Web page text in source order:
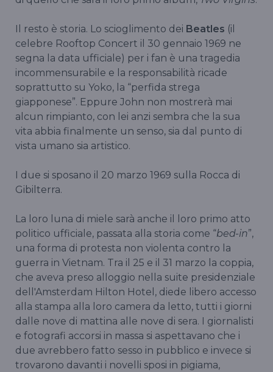
Il resto è storia. Lo scioglimento dei Beatles (il
celebre Rooftop Concert il 30 gennaio 1969 ne
segna la data ufficiale) per i fan è una tragedia
incommensurabile e la responsabilità ricade
soprattutto su Yoko, la “perfida strega
giapponese”. Eppure John non mostrerà mai
alcun rimpianto, con lei anzi sembra che la sua
vita abbia finalmente un senso, sia dal punto di
vista umano sia artistico.
I due si sposano il 20 marzo 1969 sulla Rocca di
Gibilterra.
La loro luna di miele sarà anche il loro primo atto
politico ufficiale, passata alla storia come “bed-in”,
una forma di protesta non violenta contro la
guerra in Vietnam. Tra il 25 e il 31 marzo la coppia,
che aveva preso alloggio nella suite presidenziale
dell'Amsterdam Hilton Hotel, diede libero accesso
alla stampa alla loro camera da letto, tutti i giorni
dalle nove di mattina alle nove di sera. I giornalisti
e fotografi accorsi in massa si aspettavano che i
due avrebbero fatto sesso in pubblico e invece si
trovarono davanti i novelli sposi in pigiama,